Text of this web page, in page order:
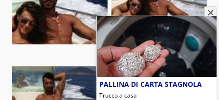
PALLINA DI CARTA STAGNOLA
Trucco a casa